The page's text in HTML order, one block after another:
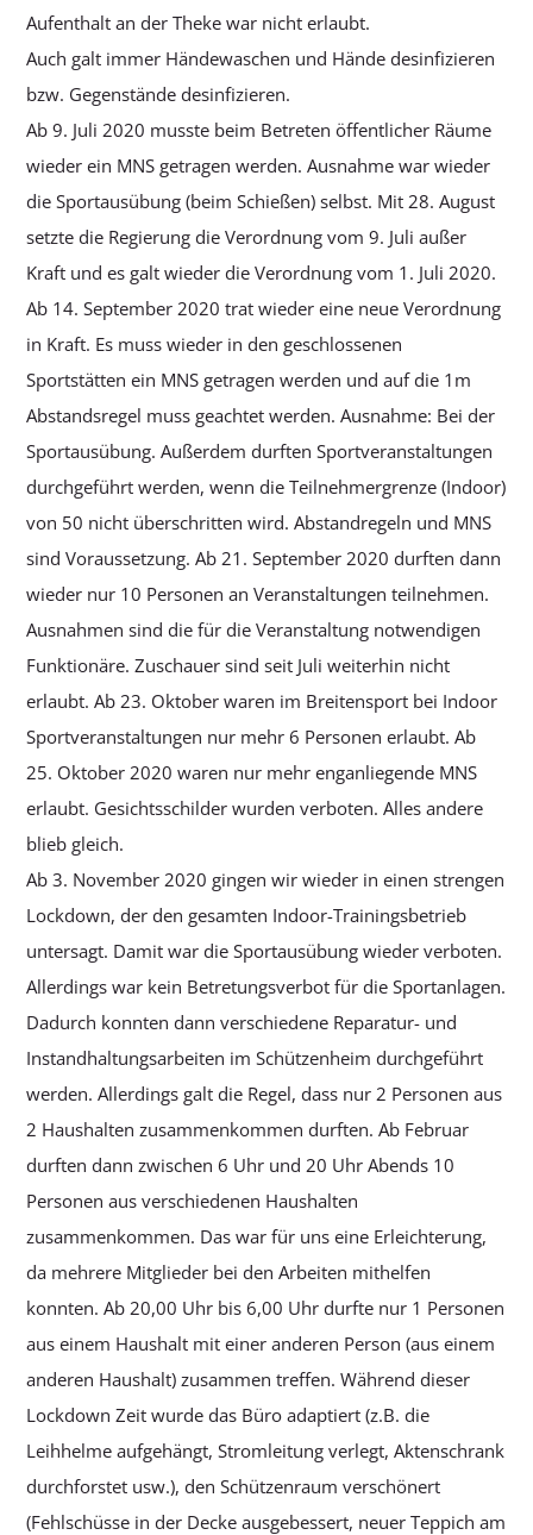
Aufenthalt an der Theke war nicht erlaubt.
Auch galt immer Händewaschen und Hände desinfizieren
bzw. Gegenstände desinfizieren.
Ab 9. Juli 2020 musste beim Betreten öffentlicher Räume
wieder ein MNS getragen werden. Ausnahme war wieder
die Sportausübung (beim Schießen) selbst. Mit 28. August
setzte die Regierung die Verordnung vom 9. Juli außer
Kraft und es galt wieder die Verordnung vom 1. Juli 2020.
Ab 14. September 2020 trat wieder eine neue Verordnung
in Kraft. Es muss wieder in den geschlossenen
Sportstätten ein MNS getragen werden und auf die 1m
Abstandsregel muss geachtet werden. Ausnahme: Bei der
Sportausübung. Außerdem durften Sportveranstaltungen
durchgeführt werden, wenn die Teilnehmergrenze (Indoor)
von 50 nicht überschritten wird. Abstandregeln und MNS
sind Voraussetzung. Ab 21. September 2020 durften dann
wieder nur 10 Personen an Veranstaltungen teilnehmen.
Ausnahmen sind die für die Veranstaltung notwendigen
Funktionäre. Zuschauer sind seit Juli weiterhin nicht
erlaubt. Ab 23. Oktober waren im Breitensport bei Indoor
Sportveranstaltungen nur mehr 6 Personen erlaubt. Ab
25. Oktober 2020 waren nur mehr enganliegende MNS
erlaubt. Gesichtsschilder wurden verboten. Alles andere
blieb gleich.
Ab 3. November 2020 gingen wir wieder in einen strengen
Lockdown, der den gesamten Indoor-Trainingsbetrieb
untersagt. Damit war die Sportausübung wieder verboten.
Allerdings war kein Betretungsverbot für die Sportanlagen.
Dadurch konnten dann verschiedene Reparatur- und
Instandhaltungsarbeiten im Schützenheim durchgeführt
werden. Allerdings galt die Regel, dass nur 2 Personen aus
2 Haushalten zusammenkommen durften. Ab Februar
durften dann zwischen 6 Uhr und 20 Uhr Abends 10
Personen aus verschiedenen Haushalten
zusammenkommen. Das war für uns eine Erleichterung,
da mehrere Mitglieder bei den Arbeiten mithelfen
konnten. Ab 20,00 Uhr bis 6,00 Uhr durfte nur 1 Personen
aus einem Haushalt mit einer anderen Person (aus einem
anderen Haushalt) zusammen treffen. Während dieser
Lockdown Zeit wurde das Büro adaptiert (z.B. die
Leihhelme aufgehängt, Stromleitung verlegt, Aktenschrank
durchforstet usw.), den Schützenraum verschönert
(Fehlschüsse in der Decke ausgebessert, neuer Teppich am